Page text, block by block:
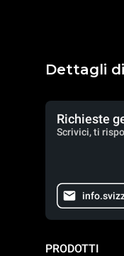
Dettagli
Richieste
Scrivici, ti
PRODOTTI